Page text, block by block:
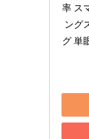
率 ス
ング
グ 単